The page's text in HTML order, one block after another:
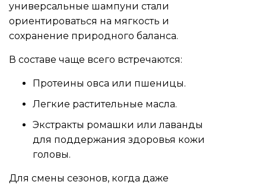
универсальные шампуни стали
ориентироваться на мягкость и
сохранение природного баланса.
В составе чаще всего встречаются:
Протеины овса или пшеницы.
Легкие растительные масла.
Экстракты ромашки или лаванды
для поддержания здоровья кожи
головы.
Для смены сезонов, когда даже